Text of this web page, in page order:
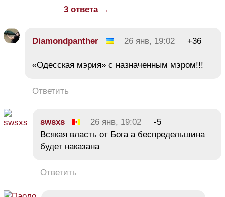
3 ответа →
Diamondpanther 26 янв, 19:02 +36
«Одесская мэрия» с назначенным мэром!!!
Ответить
swsxs 26 янв, 19:02
-5
Всякая власть от Бога а беспредельшина
будет наказана
Ответить